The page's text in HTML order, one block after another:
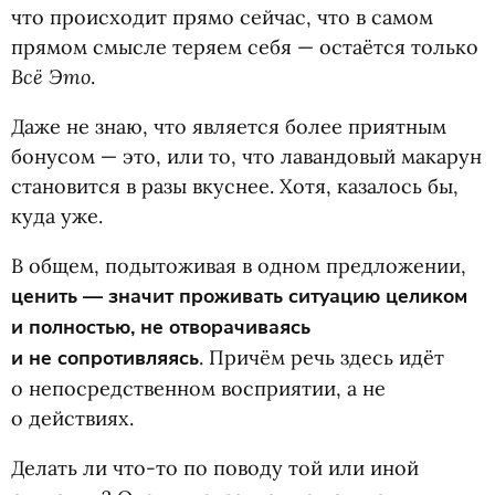
что происходит прямо сейчас, что в самом
прямом смысле теряем себя — остаётся только
Всё Это.
Даже не знаю, что является более приятным
бонусом — это, или то, что лавандовый макарун
становится в разы вкуснее. Хотя, казалось бы,
куда уже.
В общем, подытоживая в одном предложении,
ценить — значит проживать ситуацию целиком
и полностью, не отворачиваясь
и не сопротивляясь. Причём речь здесь идёт
о непосредственном восприятии, а не
о действиях.
Делать ли что-то по поводу той или иной